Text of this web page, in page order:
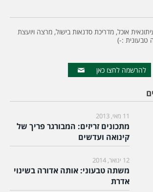
אוכל, מדריכת סדנאות בישול, מרצה ויועצת
טבעונית :-)
להרשמה לחצו כאן
11 מאי, 2013
מתכונים זריזים: המבורגר פריך של
קינואה ועדשים
12 ינואר, 2014
משתה טבעוני: אותה אדורה בשינוי
אדרת